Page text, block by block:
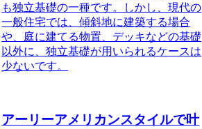
も独立基礎の一種です。しかし、現代の
一般住宅では、傾斜地に建築する場合
や、庭に建てる物置、デッキなどの基礎
以外に、独立基礎が用いられるケースは
少ないです。
アーリーアメリカンスタイルで叶